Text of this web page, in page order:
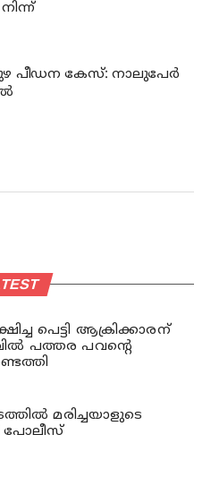
പീഡന കേസ്: നാലുപേര്‍
പെട്ടി ആക്രിക്കാരന്
പത്തര പവന്റെ
മരിച്ചയാളുടെ
പോലീസ്